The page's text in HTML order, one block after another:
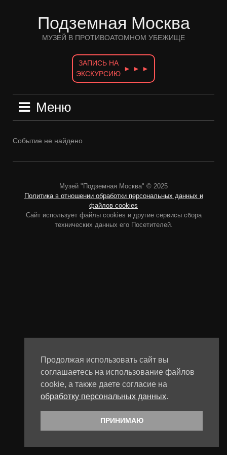
Подземная Москва
МУЗЕЙ В ПРОТИВОАТОМНОМ УБЕЖИЩЕ
ЗАПИСЬ НА
ЭКСКУРСИЮ
► ► ►
Меню
Событие не найдено
Музей "Подземная Москва" © 2025
Политика в отношении обработки персональных данных и
файлов cookies
Сайт использует файлы cookies и другие сервисы сбора
технических данных его Посетителей.
Продолжая использовать сайт вы
соглашаетесь на использование файлов
cookie, а также даете согласие на
обработку персональных данных.
ПРИНИМАЮ